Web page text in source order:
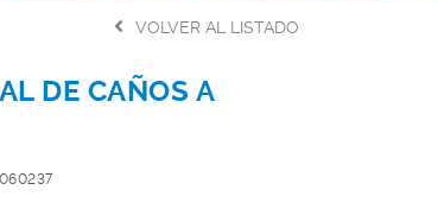
VOLVER AL LISTADO
DE CAÑOS A